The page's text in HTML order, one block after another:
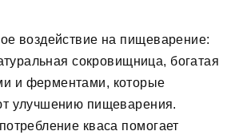
воздействие на пищеварение:
сокровищница, богатая
и ферментами, которые
улучшению пищеварения.
кваса помогает